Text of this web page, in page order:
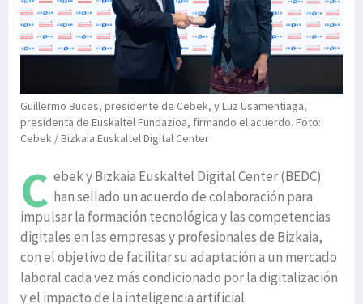
Guillermo Buces, presidente de Cebek, y Luz Usamentiaga,
presidenta de Euskaltel Fundazioa, firmando el acuerdo. Foto:
Cebek / Bizkaia Euskaltel Digital Center
C ebek y Bizkaia Euskaltel Digital Center (BEDC)
han sellado un acuerdo de colaboración para
impulsar la formación tecnológica y las competencias
digitales en las empresas y profesionales de Bizkaia,
con el objetivo de facilitar su adaptación a un mercado
laboral cada vez más condicionado por la digitalización
y el impacto de la inteligencia artificial.